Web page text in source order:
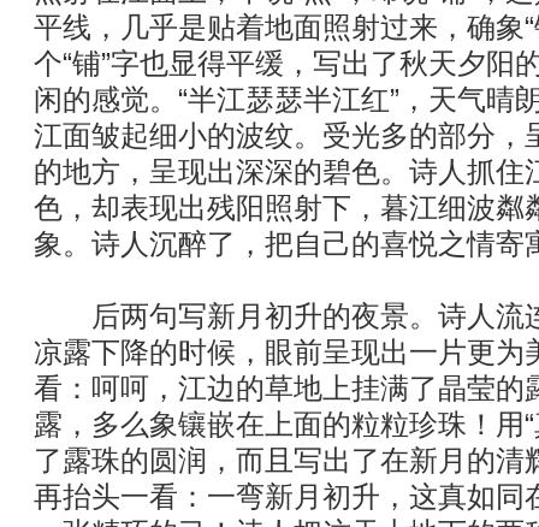
平线，几乎是贴着地面照射过来，确象
个“铺”字也显得平缓，写出了秋天夕阳
闲的感觉。“半江瑟瑟半江红”，天气晴
江面皱起细小的波纹。受光多的部分，
的地方，呈现出深深的碧色。诗人抓住
色，却表现出残阳照射下，暮江细波粼
象。诗人沉醉了，把自己的喜悦之情寄
后两句写新月初升的夜景。诗人流
凉露下降的时候，眼前呈现出一片更为
看：呵呵，江边的草地上挂满了晶莹的
露，多么象镶嵌在上面的粒粒珍珠！用
了露珠的圆润，而且写出了在新月的清
再抬头一看：一弯新月初升，这真如同